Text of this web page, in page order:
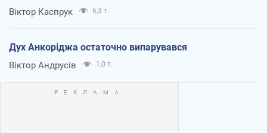
Віктор Каспрук 6,3 т.
Дух Анкоріджа остаточно випарувався
Віктор Андрусів 1,0 т.